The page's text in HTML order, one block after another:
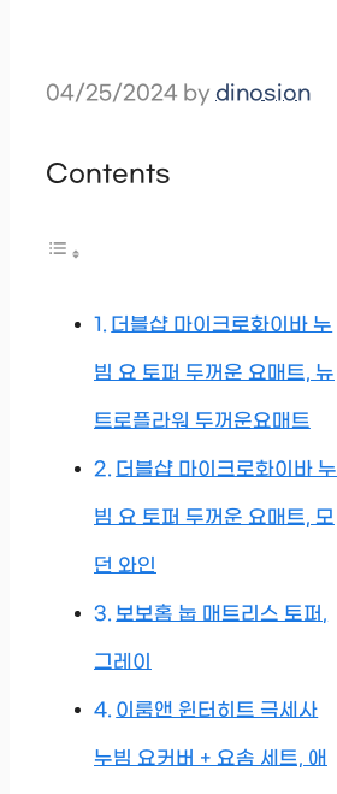
04/25/2024 by dinosion
Contents
더블샵 마이크로화이바 누
빔 요 토퍼 두꺼운 요매트, 뉴
트로플라워 두꺼운요매트
더블샵 마이크로화이바 누
빔 요 토퍼 두꺼운 요매트, 모
던 와인
보보홈 눕 매트리스 토퍼,
그레이
이룸앤 윈터히트 극세사
누빔 요커버 + 요솜 세트, 애